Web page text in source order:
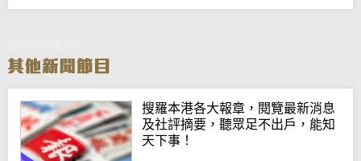
搜羅本港各大報章，閱覽最新消息
及社評摘要，聽眾足不出戶，能知
天下事！